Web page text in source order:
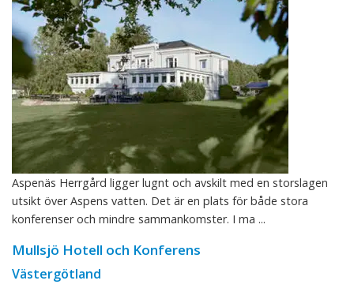
Aspenäs Herrgård ligger lugnt och avskilt med en storslagen
utsikt över Aspens vatten. Det är en plats för både stora
konferenser och mindre sammankomster. I ma ...
Mullsjö Hotell och Konferens
Västergötland